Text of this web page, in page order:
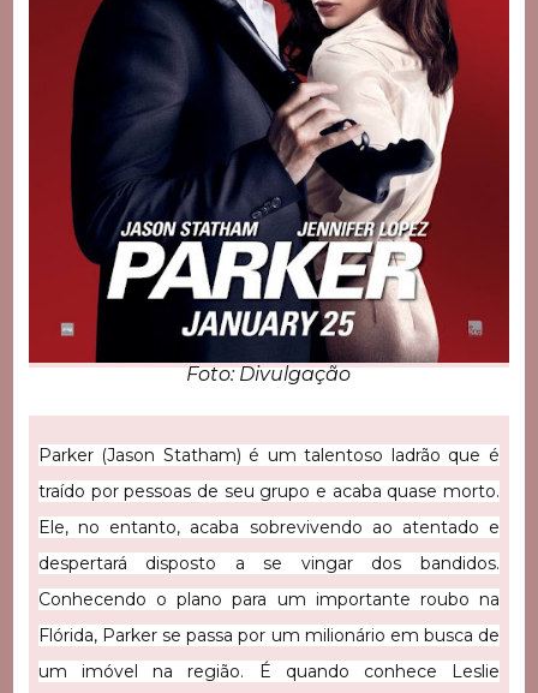
Foto: Divulgação
Parker (Jason Statham) é um talentoso ladrão que é
traído por pessoas de seu grupo e acaba quase morto.
Ele, no entanto, acaba sobrevivendo ao atentado e
despertará disposto a se vingar dos bandidos.
Conhecendo o plano para um importante roubo na
Flórida, Parker se passa por um milionário em busca de
um imóvel na região. É quando conhece Leslie